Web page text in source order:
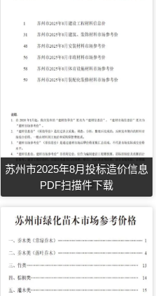
苏州市2025年8月投标造价信息
PDF扫描件下载